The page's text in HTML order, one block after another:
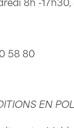
58 80
EN